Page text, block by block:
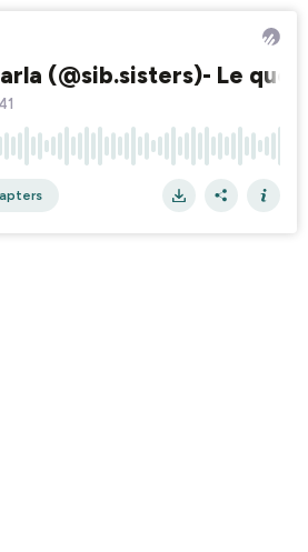
(@sib.sisters)- Le